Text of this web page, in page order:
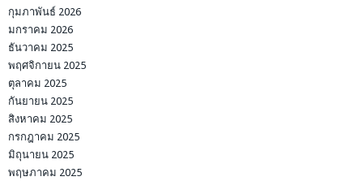
กุมภาพันธ์ 2026
มกราคม 2026
ธันวาคม 2025
พฤศจิกายน 2025
ตุลาคม 2025
กันยายน 2025
สิงหาคม 2025
กรกฎาคม 2025
มิถุนายน 2025
พฤษภาคม 2025